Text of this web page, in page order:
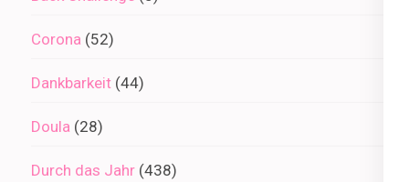
Corona (52)
Dankbarkeit (44)
Doula (28)
Durch das Jahr (438)